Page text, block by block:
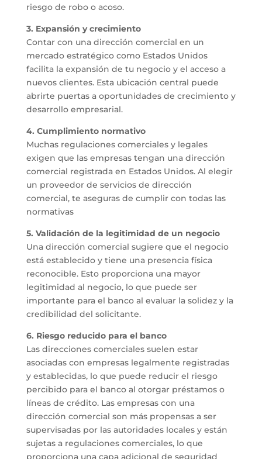
riesgo de robo o acoso.
3. Expansión y crecimiento
Contar con una dirección comercial en un
mercado estratégico como Estados Unidos
facilita la expansión de tu negocio y el acceso a
nuevos clientes. Esta ubicación central puede
abrirte puertas a oportunidades de crecimiento y
desarrollo empresarial.
4. Cumplimiento normativo
Muchas regulaciones comerciales y legales
exigen que las empresas tengan una dirección
comercial registrada en Estados Unidos. Al elegir
un proveedor de servicios de dirección
comercial, te aseguras de cumplir con todas las
normativas
5. Validación de la legitimidad de un negocio
Una dirección comercial sugiere que el negocio
está establecido y tiene una presencia física
reconocible. Esto proporciona una mayor
legitimidad al negocio, lo que puede ser
importante para el banco al evaluar la solidez y la
credibilidad del solicitante.
6. Riesgo reducido para el banco
Las direcciones comerciales suelen estar
asociadas con empresas legalmente registradas
y establecidas, lo que puede reducir el riesgo
percibido para el banco al otorgar préstamos o
líneas de crédito. Las empresas con una
dirección comercial son más propensas a ser
supervisadas por las autoridades locales y están
sujetas a regulaciones comerciales, lo que
proporciona una capa adicional de seguridad